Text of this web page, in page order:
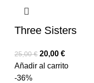
Three Sisters
25,00€ 20,00 €
Añadir al carrito
-36%